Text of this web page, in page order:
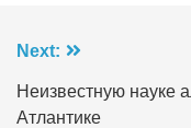
Next:
Неизвестную науке
Атлантике